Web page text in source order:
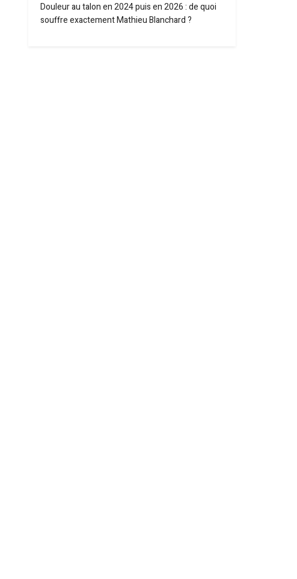
Douleur au talon en 2024 puis en 2026 : de quoi
souffre exactement Mathieu Blanchard ?